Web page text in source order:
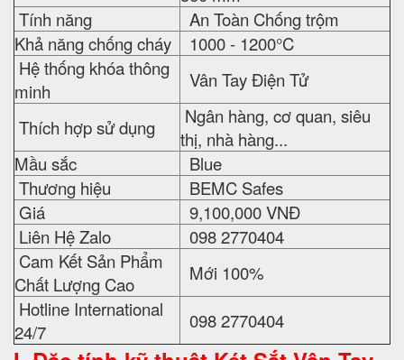
Tính năng
An Toàn Chống trộm
Khả năng chống cháy
1000 - 1200°C
Hệ thống khóa thông
minh
Vân Tay Điện Tử
Thích hợp sử dụng
Ngân hàng, cơ quan, siêu
thị, nhà hàng...
Mầu sắc
Blue
Thương hiệu
BEMC Safes
Giá
9,100,000 VNĐ
Liên Hệ Zalo
098 2770404
Cam Kết Sản Phẩm
Chất Lượng Cao
Mới 100%
Hotline International
24/7
098 2770404